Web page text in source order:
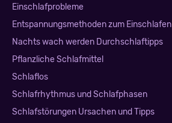
Einschlafprobleme
Entspannungsmethoden zum Einschlafen
Nachts wach werden Durchschlaftipps
Pflanzliche Schlafmittel
Schlaflos
Schlafrhythmus und Schlafphasen
Schlafstörungen Ursachen und Tipps